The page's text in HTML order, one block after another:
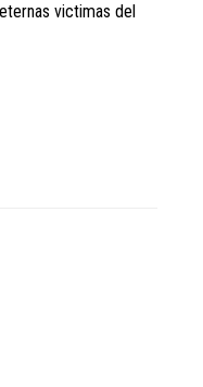
victimas del